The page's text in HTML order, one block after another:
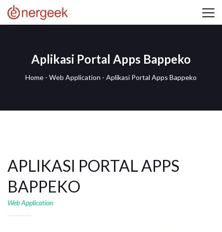
Aplikasi Portal Apps Bappeko
Home - Web Application - Aplikasi Portal Apps Bappeko
APLIKASI PORTAL APPS
BAPPEKO
Web Application